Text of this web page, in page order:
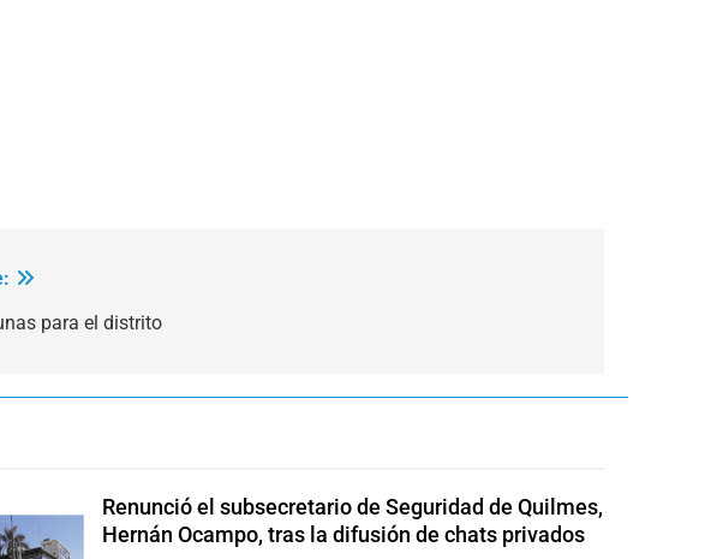
para el distrito
Renunció el subsecretario de Seguridad de Quilmes,
Hernán Ocampo, tras la difusión de chats privados